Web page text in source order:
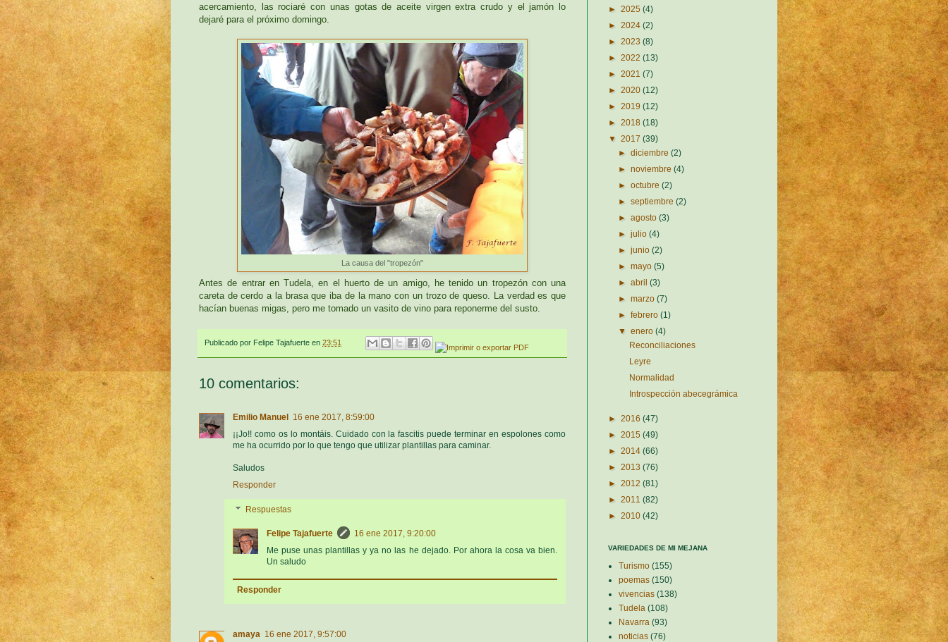
acercamiento, las rociaré con unas gotas de aceite virgen extra crudo y el jamón lo
dejaré para el próximo domingo.
La causa del "tropezón"
Antes de entrar en Tudela, en el huerto de un amigo, he tenido un tropezón con una
careta de cerdo a la brasa que iba de la mano con un trozo de queso. La verdad es que
hacían buenas migas, pero me tomado un vasito de vino para reponerme del susto.
Publicado por Felipe Tajafuerte en 23:51
10 comentarios:
Emilio Manuel
16 ene 2017, 8:59:00
¡¡Jo!! como os lo montáis. Cuidado con la fascitis puede terminar en espolones como
me ha ocurrido por lo que tengo que utilizar plantillas para caminar.
Saludos
Responder
Respuestas
Felipe Tajafuerte
16 ene 2017, 9:20:00
Me puse unas plantillas y ya no las he dejado. Por ahora la cosa va bien.
Un saludo
Responder
amaya 16 ene 2017, 9:57:00
► 2025 (4)
► 2024 (2)
► 2023 (8)
► 2022 (13)
► 2021 (7)
► 2020 (12)
► 2019 (12)
► 2018 (18)
▼ 2017 (39)
►diciembre(2)
►noviembre(4)
►octubre(2)
►septiembre(2)
►agosto(3)
►julio(4)
►junio(2)
►mayo(5)
►abril(3)
►marzo(7)
►febrero(1)
▼enero(4)
Reconciliaciones
Leyre
Normalidad
Introspección abecegrámica
► 2016 (47)
► 2015 (49)
► 2014 (66)
► 2013 (76)
► 2012 (81)
► 2011 (82)
► 2010 (42)
VARIEDADES DE MI MEJANA
Turismo (155)
poemas (150)
vivencias (138)
Tudela (108)
Navarra (93)
noticias (76)